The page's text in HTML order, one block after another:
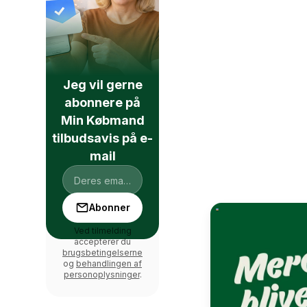
Jeg vil gerne
abonnere på
Min Købmand
tilbudsavis på e-
mail
Abonner
Ved tilmelding
accepterer du
brugsbetingelserne
og behandlingen af
personoplysninger.